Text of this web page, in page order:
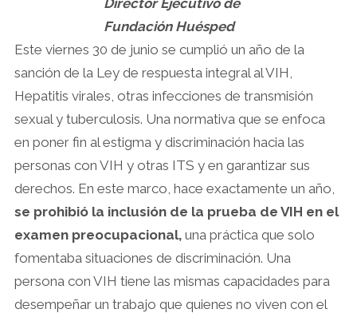
Fundación Huésped
Este viernes 30 de junio se cumplió un año de la
sanción de la Ley de respuesta integral al VIH,
Hepatitis virales, otras infecciones de transmisión
sexual y tuberculosis. Una normativa que se enfoca
en poner fin al estigma y discriminación hacia las
personas con VIH y otras ITS y en garantizar sus
derechos. En este marco, hace exactamente un año,
se prohibió la inclusión de la prueba de VIH en el
examen preocupacional, una práctica que solo
fomentaba situaciones de discriminación. Una
persona con VIH tiene las mismas capacidades para
desempeñar un trabajo que quienes no viven con el